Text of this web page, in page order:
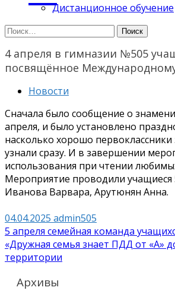
Дистанционное обучение
Найти:
4 апреля в гимназии №505
посвящённое
Новости
Сначала было сообщение о
апреля, и было установлено
насколько хорошо первоклассники
узнали сразу. И в завершении
использования при чтении
Мероприятие проводили учащиеся
Иванова Варвара, Арутюнян Анна.
04.04.2025 admin505
Навигация
по
записям
5 апреля семейная команда
«Дружная семья знает ПДД от «А»
территории
Архивы